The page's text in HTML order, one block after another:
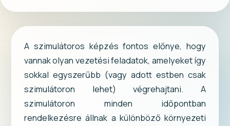
A szimulátoros képzés fontos előnye, hogy
vannak olyan vezetési feladatok, amelyeket így
sokkal egyszerűbb (vagy adott estben csak
szimulátoron lehet) végrehajtani. A
szimulátoron minden időpontban
rendelkezésre állnak a különböző környezeti